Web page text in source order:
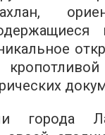
города